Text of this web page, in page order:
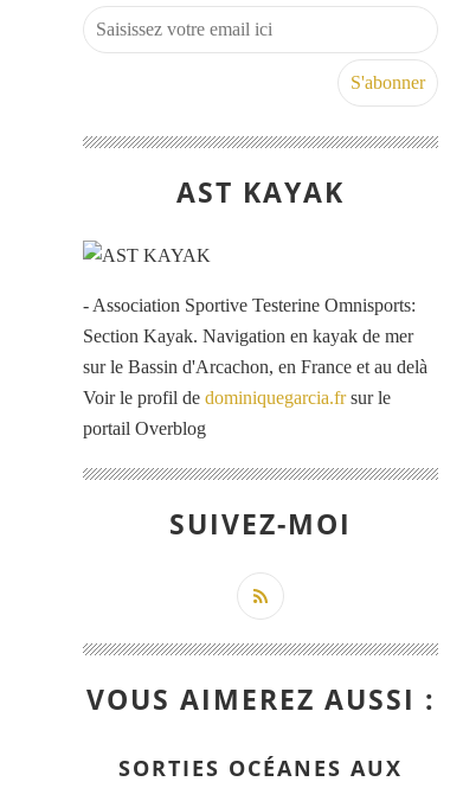
AST KAYAK
- Association Sportive Testerine Omnisports:
Section Kayak. Navigation en kayak de mer
sur le Bassin d'Arcachon, en France et au delà
Voir le profil de dominiquegarcia.frsur le
portail Overblog
SUIVEZ-MOI
VOUS AIMEREZ AUSSI :
SORTIES OCÉANES AUX